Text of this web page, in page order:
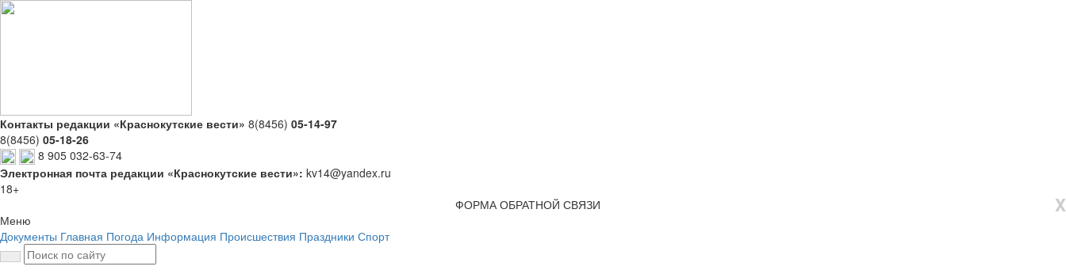
Контакты редакции «Краснокутские вести» 8(8456) 05-14-97
8(8456) 05-18-26
8 905 032-63-74
Электронная почта редакции «Краснокутские вести»: kv14@yandex.ru
18+
X
ФОРМА ОБРАТНОЙ СВЯЗИ
Меню
Документы Главная Погода Информация Происшествия Праздники Спорт